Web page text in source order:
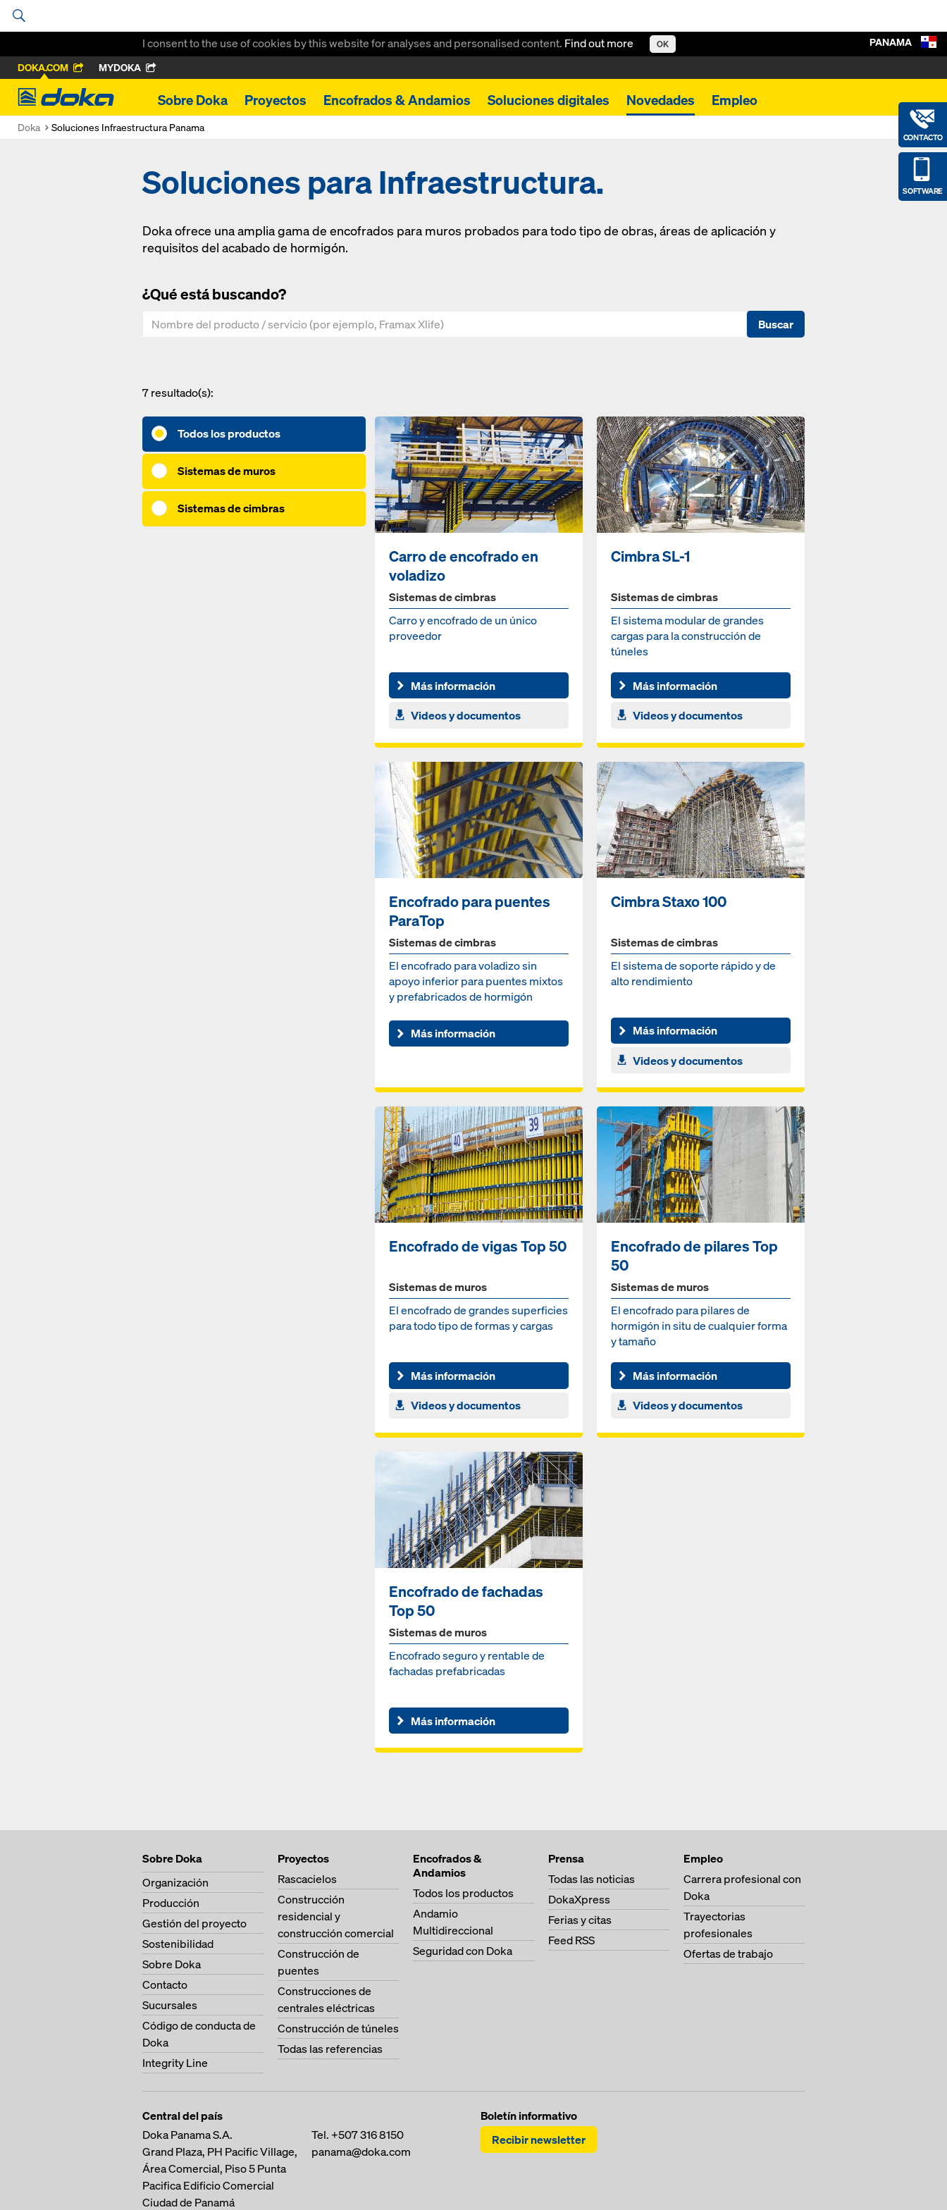
I consent to the use of cookies by this website for analyses and personalised content. Find out more OK
DOKA.COM MYDOKA
Doka
Sobre Doka Proyectos Encofrados & Andamios Soluciones digitales Novedades Empleo
CONTACTO
SOFTWARE
PANAMA
Doka Soluciones Infraestructura Panama
Soluciones para Infraestructura.
Doka ofrece una amplia gama de encofrados para muros probados para todo tipo de obras, áreas de aplicación y
requisitos del acabado de hormigón.
¿Qué está buscando?
Buscar
7resultado(s):
Todos los productos
Sistemas de muros
Sistemas de cimbras
Carro de encofrado en
voladizo
Sistemas de cimbras
Carro y encofrado de un único
proveedor
Más información
Videos y documentos
Cimbra SL-1
Sistemas de cimbras
El sistema modular de grandes
cargas para la construcción de
túneles
Más información
Videos y documentos
Encofrado para puentes
ParaTop
Sistemas de cimbras
El encofrado para voladizo sin
apoyo inferior para puentes mixtos
y prefabricados de hormigón
Más información
Cimbra Staxo 100
Sistemas de cimbras
El sistema de soporte rápido y de
alto rendimiento
Más información
Videos y documentos
Encofrado de vigas Top 50
Sistemas de muros
El encofrado de grandes superficies
para todo tipo de formas y cargas
Más información
Videos y documentos
Encofrado de pilares Top
50
Sistemas de muros
El encofrado para pilares de
hormigón in situ de cualquier forma
y tamaño
Más información
Videos y documentos
Encofrado de fachadas
Top 50
Sistemas de muros
Encofrado seguro y rentable de
fachadas prefabricadas
Más información
Sobre Doka
Organización
Producción
Gestión del proyecto
Sostenibilidad
Sobre Doka
Contacto
Sucursales
Código de conducta de
Doka
Integrity Line
Proyectos
Rascacielos
Construcción
residencial y
construcción comercial
Construcción de
puentes
Construcciones de
centrales eléctricas
Construcción de túneles
Todas las referencias
Encofrados &
Andamios
Todos los productos
Andamio
Multidireccional
Seguridad con Doka
Prensa
Todas las noticias
DokaXpress
Ferias y citas
Feed RSS
Empleo
Carrera profesional con
Doka
Trayectorias
profesionales
Ofertas de trabajo
Central del país
Doka Panama S.A.
Grand Plaza, PH Pacific Village,
Área Comercial, Piso 5Punta
PacificaEdificio Comercial
Ciudad de Panamá
Tel.+507 316 8150
panama@doka.com
Boletín informativo
Recibir newsletter